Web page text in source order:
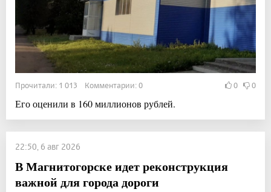
Прочитали: 1 013 Комментарии: 0 0 0
Его оценили в 160 миллионов рублей.
22:50, 6 авг 2026
В Магнитогорске идет реконструкция
важной для города дороги